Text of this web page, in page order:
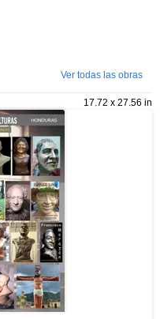
Ver todas las obras
17.72 x 27.56 in